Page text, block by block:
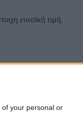
your personal or
ευνοϊκή τιμή.
που σήμερα αυξομειώνει
της ισοτιμίας στον